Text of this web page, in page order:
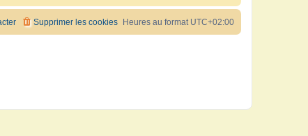
Heures au format UTC+02:00
Supprimer les cookies